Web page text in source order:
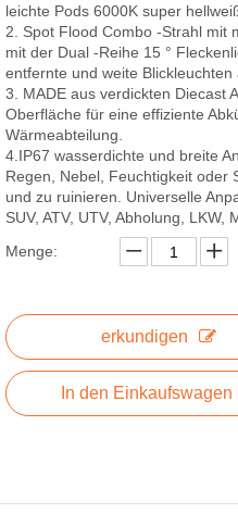
leichte Pods 6000K super
2. Spot Flood Combo -Strahl mit
mit der Dual -Reihe 15 °
entfernte und weite
3. MADE aus verdickten Diecast
Oberfläche für eine effiziente
Wärmeabteilung.
4.IP67 wasserdichte und breite
Regen, Nebel, Feuchtigkeit oder
und zu ruinieren. Universelle
SUV, ATV, UTV, Abholung, LKW,
Menge:
erkundigen
In den Einkaufswagen